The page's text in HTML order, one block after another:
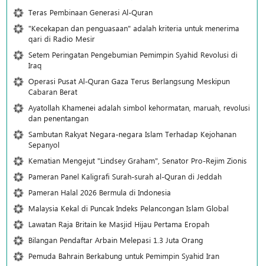
Teras Pembinaan Generasi Al-Quran
"Kecekapan dan penguasaan" adalah kriteria untuk menerima
qari di Radio Mesir
Setem Peringatan Pengebumian Pemimpin Syahid Revolusi di
Iraq
Operasi Pusat Al-Quran Gaza Terus Berlangsung Meskipun
Cabaran Berat
Ayatollah Khamenei adalah simbol kehormatan, maruah, revolusi
dan penentangan
Sambutan Rakyat Negara-negara Islam Terhadap Kejohanan
Sepanyol
Kematian Mengejut "Lindsey Graham", Senator Pro-Rejim Zionis
Pameran Panel Kaligrafi Surah-surah al-Quran di Jeddah
Pameran Halal 2026 Bermula di Indonesia
Malaysia Kekal di Puncak Indeks Pelancongan Islam Global
Lawatan Raja Britain ke Masjid Hijau Pertama Eropah
Bilangan Pendaftar Arbain Melepasi 1.3 Juta Orang
Pemuda Bahrain Berkabung untuk Pemimpin Syahid Iran